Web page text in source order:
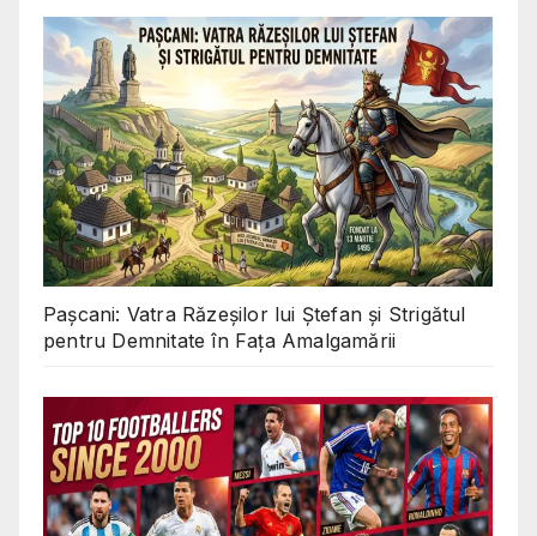
Pașcani: Vatra Răzeșilor lui Ștefan și Strigătul
pentru Demnitate în Fața Amalgamării